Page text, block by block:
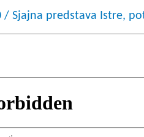
/ Sjajna predstava Istre,